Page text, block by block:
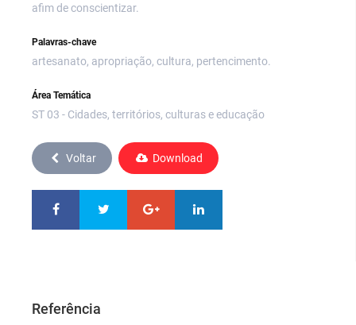
afim de conscientizar.
Palavras-chave
artesanato, apropriação, cultura, pertencimento.
Área Temática
ST 03 - Cidades, territórios, culturas e educação
Voltar Download
Referência